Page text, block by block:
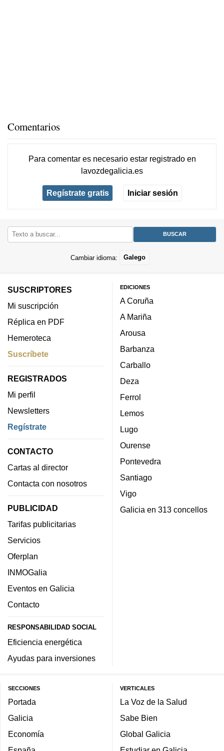
Comentarios
Para comentar es necesario estar registradoen
lavozdegalicia.es
Regístrate gratis Iniciar sesión
Cambiar idioma: Galego
SUSCRIPTORES
Mi suscripción
Réplica en PDF
Hemeroteca
Suscríbete
REGISTRADOS
Mi perfil
Newsletters
Regístrate
CONTACTO
Cartas al director
Contacta con nosotros
PUBLICIDAD
Tarifas publicitarias
Servicios
Oferplan
INMOGalia
Eventos en Galicia
Contacto
RESPONSABILIDAD SOCIAL
Eficiencia energética
Ayudas para inversiones
EDICIONES
A Coruña
A Mariña
Arousa
Barbanza
Carballo
Deza
Ferrol
Lemos
Lugo
Ourense
Pontevedra
Santiago
Vigo
Galicia en 313 concellos
SECCIONES
Portada
Galicia
Economía
VERTICALES
La Voz de la Salud
Sabe Bien
Global Galicia